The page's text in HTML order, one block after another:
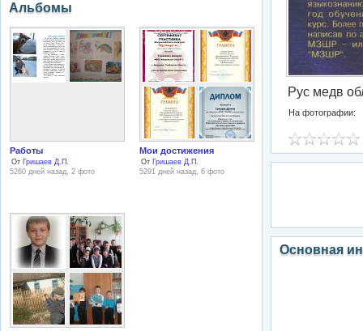
Альбомы
Работы
От Гришаев Д.П.
5260 дней назад, 2 фото
Мои достижения
От Гришаев Д.П.
5291 дней назад, 6 фото
Рус медв
На фотографии:
Основная